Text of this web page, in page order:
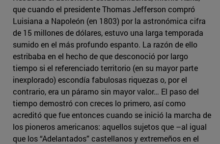
que cuando el presidente Thomas Jefferson compró
Luisiana a Napoleón (en 1803) por la astronómica cifra
de 15 millones de dólares, estuvo una larga temporada
sumido en el más profundo espanto. La razón de ello
estribaba en el hecho de que desconoció por largo
tiempo si el referenciado territorio (en su mayor parte
inexplorado) escondía fabulosas riquezas o, por el
contrario, era un páramo sin mayor valor… El paso del
tiempo demostró con creces lo primero, así como
acreditó que fue entonces cuando se inició la marcha de
los pioneros americanos: aquellos sujetos que –al igual
que los “Adelantados” castellanos y extremeños en el